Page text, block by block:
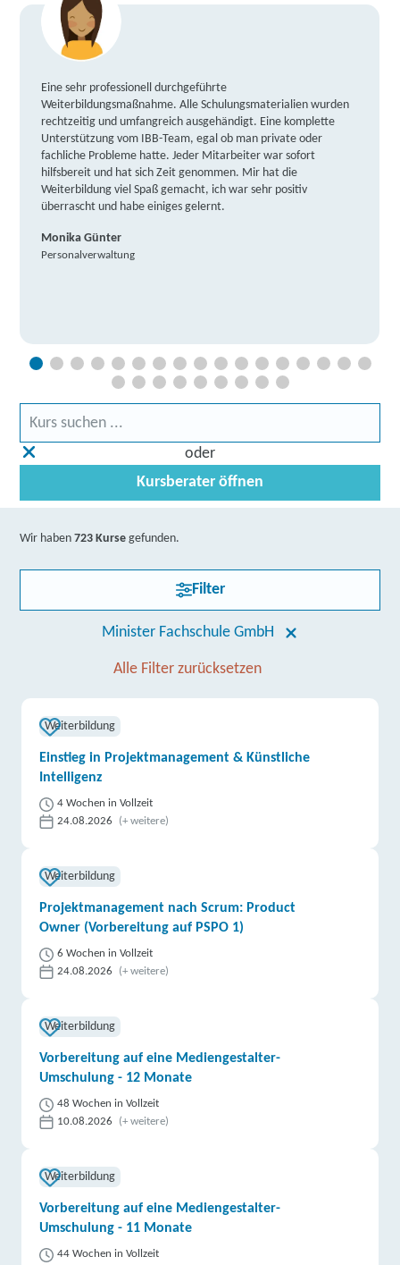
Eine sehr professionell durchgeführte
Weiterbildungsmaßnahme. Alle Schulungsmaterialien wurden
rechtzeitig und umfangreich ausgehändigt. Eine komplette
Unterstützung vom IBB-Team, egal ob man private oder
fachliche Probleme hatte. Jeder Mitarbeiter war sofort
hilfsbereit und hat sich Zeit genommen. Mir hat die
Weiterbildung viel Spaß gemacht, ich war sehr positiv
überrascht und habe einiges gelernt.
Monika Günter
Personalverwaltung
oder
Kursberater öffnen
Wir haben723 Kurse gefunden.
Filter
Minister Fachschule GmbH
Alle Filter zurücksetzen
Weiterbildung
Einstieg in Projektmanagement & Künstliche
Intelligenz
4 Wochen in Vollzeit
24.08.2026
(+ weitere)
Weiterbildung
Projektmanagement nach Scrum: Product
Owner (Vorbereitung auf PSPO 1)
6 Wochen in Vollzeit
24.08.2026
(+ weitere)
Weiterbildung
Vorbereitung auf eine Mediengestalter-
Umschulung - 12 Monate
48 Wochen in Vollzeit
10.08.2026
(+ weitere)
Weiterbildung
Vorbereitung auf eine Mediengestalter-
Umschulung - 11 Monate
44 Wochen in Vollzeit